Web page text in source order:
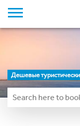
Дешевые